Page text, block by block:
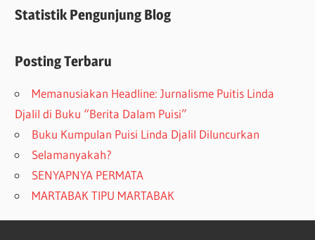
Statistik Pengunjung Blog
Posting Terbaru
Memanusiakan Headline: Jurnalisme Puitis Linda
Djalil di Buku “Berita Dalam Puisi”
Buku Kumpulan Puisi Linda Djalil Diluncurkan
Selamanyakah?
SENYAPNYA PERMATA
MARTABAK TIPU MARTABAK